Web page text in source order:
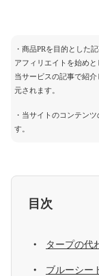
・商品PRを目的とした
アフィリエイトを始め
当サービスの記事で紹
元されます。
・当サイトのコンテン
す。
目次
タープの代
ブルーシー